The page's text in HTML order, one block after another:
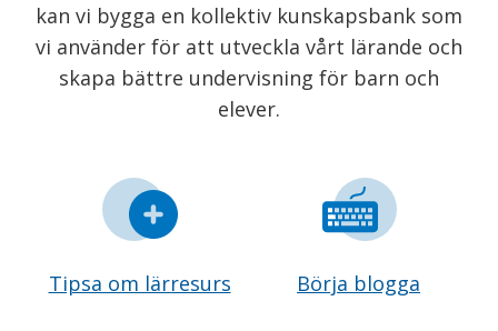
kan vi bygga en kollektiv kunskapsbank som
vi använder för att utveckla vårt lärande och
skapa bättre undervisning för barn och
elever.
Tipsa om lärresurs Börja blogga